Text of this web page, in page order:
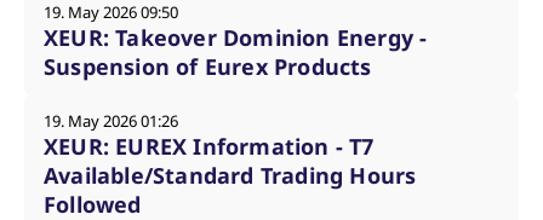
19. May 2026 09:50
XEUR: Takeover Dominion Energy -
Suspension of Eurex Products
19. May 2026 01:26
XEUR: EUREX Information - T7
Available/Standard Trading Hours
Followed